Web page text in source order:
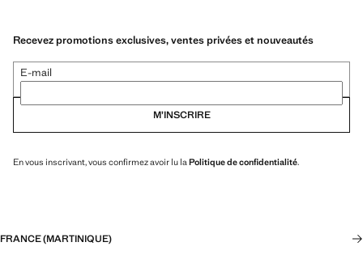
Recevez promotions exclusives, ventes privées et nouveautés
E-mail
M’INSCRIRE
En vous inscrivant, vous confirmez avoir lu la Politique de confidentialité.
FRANCE (MARTINIQUE)